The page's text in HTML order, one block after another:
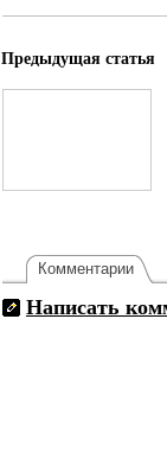
Предыдущая статья
Комментарии
Написать